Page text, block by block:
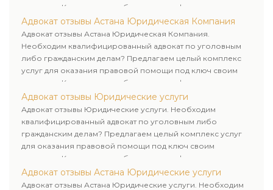
клиентам. Комплексное обслуживание физических и
юридических лиц. Индивидуальный подход к каждому
клиенту.
Адвокат отзывы Астана Юридическая Компания
Адвокат отзывы Астана Юридическая Компания.
Необходим квалифицированный адвокат по уголовным
либо гражданским делам? Предлагаем целый комплекс
услуг для оказания правовой помощи под ключ своим
клиентам. Комплексное обслуживание физических и
юридических лиц. Индивидуальный подход к каждому
клиенту.
Адвокат отзывы Юридические услуги
Адвокат отзывы Юридические услуги. Необходим
квалифицированный адвокат по уголовным либо
гражданским делам? Предлагаем целый комплекс услуг
для оказания правовой помощи под ключ своим
клиентам. Комплексное обслуживание физических и
юридических лиц. Индивидуальный подход к каждому
клиенту.
Адвокат отзывы Астана Юридические услуги
Адвокат отзывы Астана Юридические услуги. Необходим